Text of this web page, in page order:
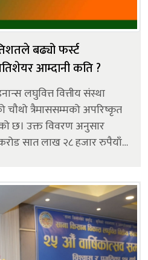
बढ्यो फर्स्ट
आम्दानी कति ?
लघुवित्त वित्तीय संस्था
त्रैमाससम्मको अपरिष्कृत
छ। उक्त विवरण अनुसार
सात लाख २८ हजार रुपैयाँ